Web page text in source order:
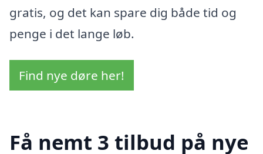
gratis, og det kan spare dig både tid og
penge i det lange løb.
Find nye døre her!
Få nemt 3 tilbud på nye